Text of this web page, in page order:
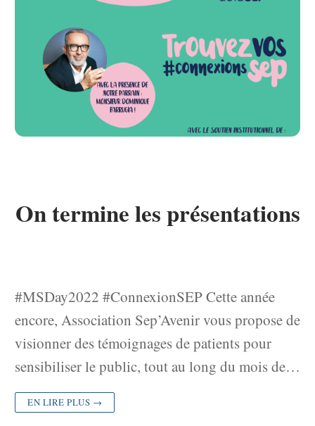
On termine les présentations
#MSDay2022 #ConnexionSEP Cette année
encore, Association Sep’Avenir vous propose de
visionner des témoignages de patients pour
sensibiliser le public, tout au long du mois de…
EN LIRE PLUS →